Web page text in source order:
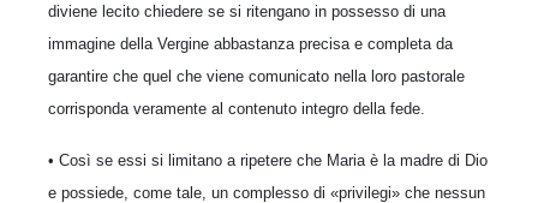
diviene lecito chiedere se si ritengano in possesso di una
immagine della Vergine abbastanza precisa e completa da
garantire che quel che viene comunicato nella loro pastorale
corrisponda veramente al contenuto integro della fede.
• Così se essi si limitano a ripetere che Maria è la madre di Dio
e possiede, come tale, un complesso di «privilegi» che nessun